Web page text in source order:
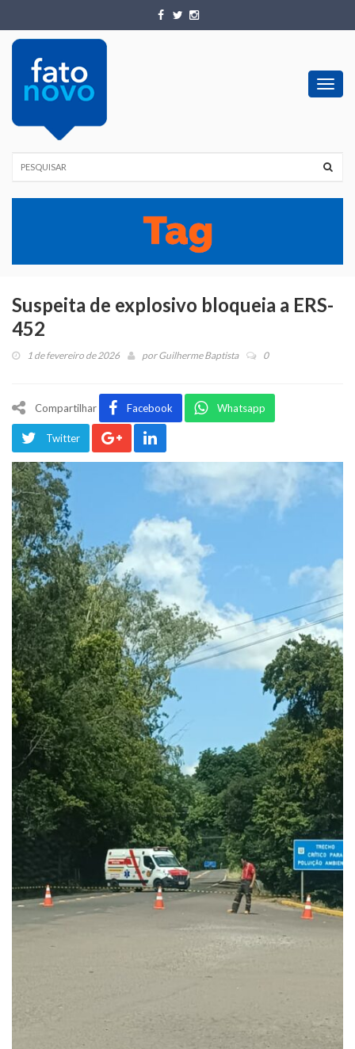
Suspeita de explosivo bloqueia a ERS-
452
1 de fevereiro de 2026 porGuilherme Baptista 0
Compartilhar Facebook Whatsapp
Twitter